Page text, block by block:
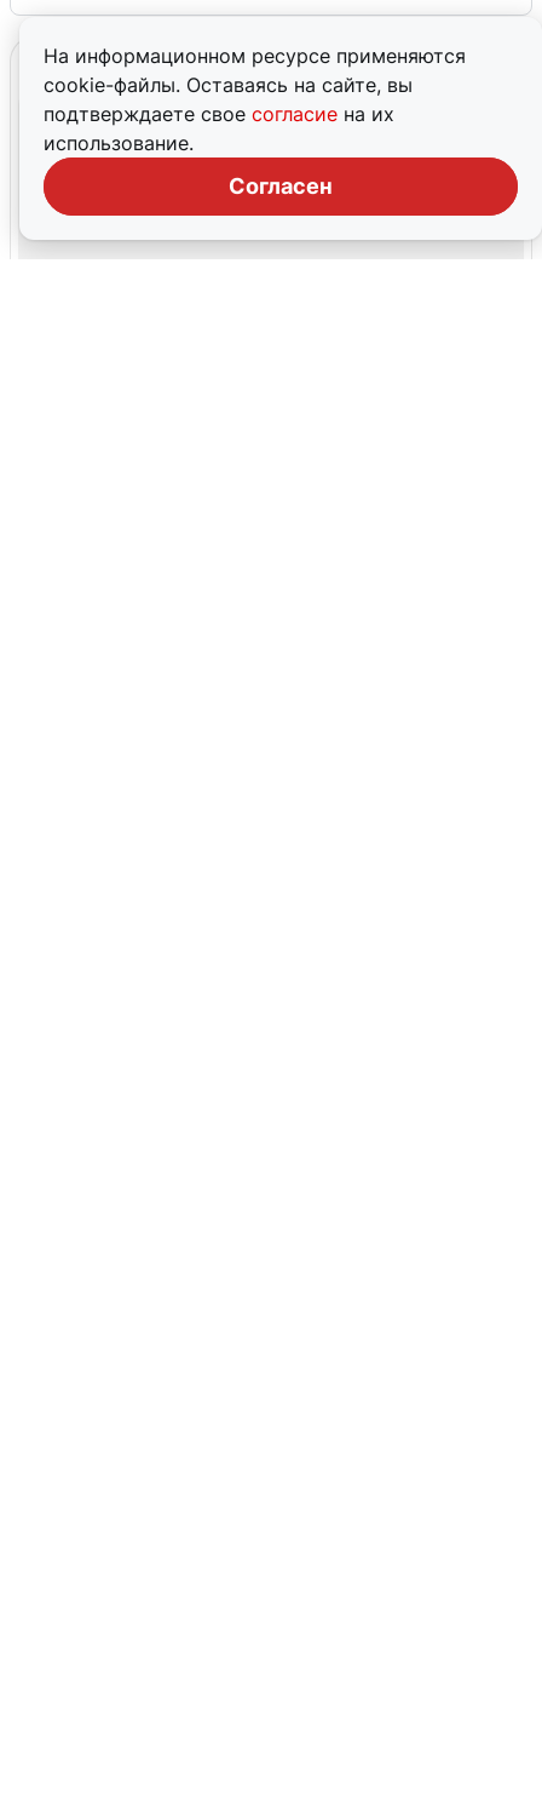
На информационном ресурсе применяются
cookie-файлы. Оставаясь на сайте, вы
подтверждаете свое согласие на их
использование.
Согласен